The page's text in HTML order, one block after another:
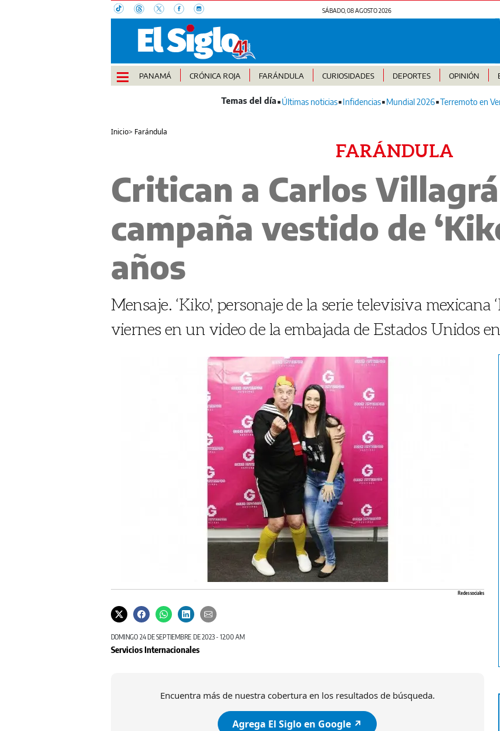
SÁBADO, 08 AGOSTO 2026
PANAMÁ CRÓNICA ROJA FARÁNDULA CURIOSIDADES DEPORTES OPINIÓN
Últimas noticias Infidencias Mundial 2026 Terremoto en
Inicio> Farándula
FARÁNDULA
Critican a Carlos
campaña vestido de
años
Mensaje. ‘Kiko', personaje de la serie televisiva mexicana
viernes en un video de la embajada de Estados Unidos
Redes sociales
DOMINGO 24 DE SEPTIEMBRE DE 2023 - 12:00 AM
Servicios Internacionales
Encuentra más de nuestra cobertura en los resultados de búsqueda.
Agrega El Siglo en Google ↗️